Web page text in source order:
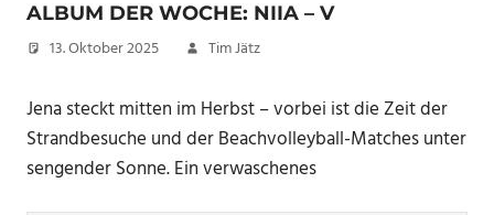
ALBUM DER WOCHE: NIIA – V
13. Oktober 2025 Tim Jätz
Jena steckt mitten im Herbst – vorbei ist die Zeit der
Strandbesuche und der Beachvolleyball-Matches unter
sengender Sonne. Ein verwaschenes